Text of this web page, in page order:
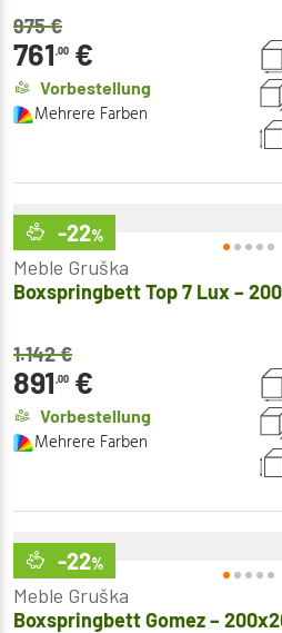
975€
761 ,00 €
Vorbestellung
Mehrere Farben
-22%
Meble Gruška
Boxspringbett Top 7 Lux –
1.142€
891 ,00 €
Vorbestellung
Mehrere Farben
-22%
Meble Gruška
Boxspringbett Gomez –